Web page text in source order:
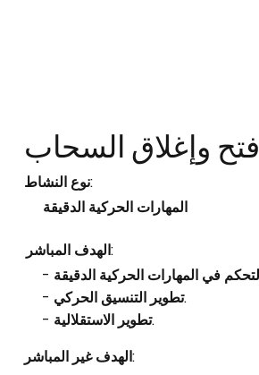
فتح وإغلاق السحاب
نوع النشاط:
المهارات الحركية الدقيقة
الهدف المباشر:
- تطوير التنسيق الحركي.
- تطوير الاستقلالية.
الهدف غير المباشر: